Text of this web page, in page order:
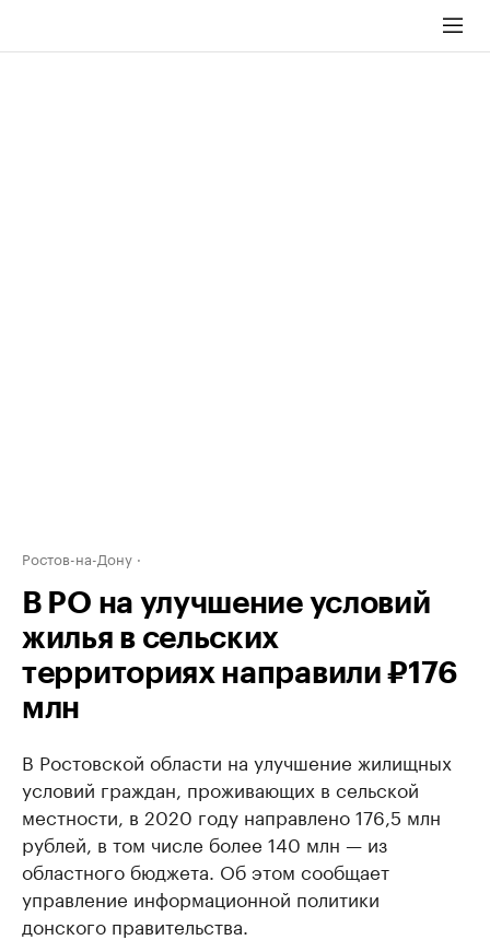
Ростов-на-Дону
В РО на улучшение условий
жилья в сельских
территориях направили ₽176
млн
В Ростовской области на улучшение жилищных
условий граждан, проживающих в сельской
местности, в 2020 году направлено 176,5 млн
рублей, в том числе более 140 млн — из
областного бюджета. Об этом сообщает
управление информационной политики
донского правительства.